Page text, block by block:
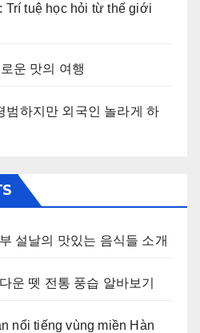
Trí tuệ học hỏi từ thế giới
운 맛의 여행
범하지만 외국인 놀라게 하
설날의 맛있는 음식들 소개
운 뗏 전통 풍습 알바보기
nổi tiếng vùng miền Hàn